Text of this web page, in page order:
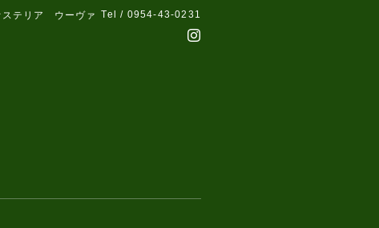
テリア ウーヴァ Tel / 0954-43-0231